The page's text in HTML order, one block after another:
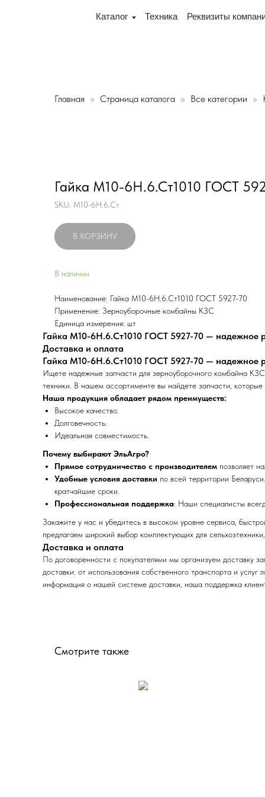
Каталог Техника Реквизиты компании
Промышленный 16, офис № 15 2-й этаж, склад
Главная Страница каталога Все категории
Гайка М10-6Н.6.Ст1010 ГОСТ
SKU: М10-6Н.6.Ст
В КОРЗИНУ
В наличии
Наименование: Гайка М10-6Н.6.Ст1010 ГОСТ 5927-70
Применение: Зерноуборочные комбайны КЗС
Единица измерения: шт
Гайка М10-6Н.6.Ст1010 ГОСТ 5927-70 — надежное
Доставка и оплата
Гайка М10-6Н.6.Ст1010 ГОСТ 5927-70 — надежное
Ищете надежные запчасти для зерноуборочного комбайна
техники. В нашем ассортименте вы найдете запчасти,
Наша продукция обладает рядом преимуществ:
Высокое качество.
Долговечность.
Идеальная совместимость.
Почему выбирают ЭльАгро?
Прямое сотрудничество с производителем позволяет
Удобные условия доставки по всей территории
кратчайшие сроки.
Профессиональная поддержка: Наши специалисты
Закажите у нас и убедитесь в высоком уровне сервиса,
предлагаем широкий выбор комплектующих для
Доставка и оплата
По договоренности с покупателями мы организуем доставку
доставки: от использования собственного транспорта и
информация о нашей системе доставки, наша поддержка
Смотрите также